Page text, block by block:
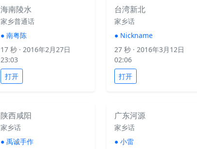
海南陵水
家乡普通话
● 南粤陈
17 秒 · 2016年2月27日
23:03
打开
台湾新北
家乡话
● Nickname
27 秒 · 2016年3月12日
02:06
打开
陕西咸阳
家乡话
● 禹诚手作
广东河源
家乡话
● 小雷